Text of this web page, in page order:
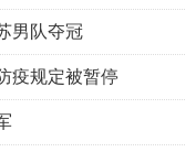
男队夺冠
疫规定被暂停